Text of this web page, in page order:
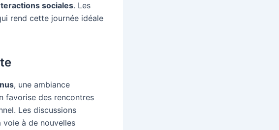
sociales. Les
rend cette journée idéale
, une ambiance
favorise des rencontres
Les discussions
voie à de nouvelles